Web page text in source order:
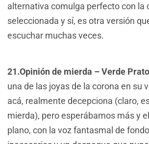
alternativa comulga perfecto con la
seleccionada y sí, es otra versión
escuchar muchas veces.
21.Opinión de mierda – Verde
una de las joyas de la corona en su
acá, realmente decepciona (claro,
mierda), pero esperábamos más y
plano, con la voz fantasmal de